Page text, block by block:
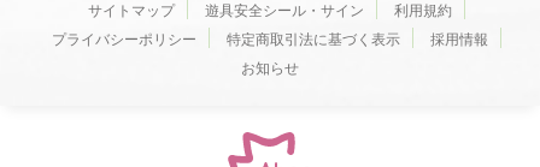
サイトマップ 遊具安全シール・サイン
利用規約
プライバシーポリシー
特定商取引法に基づく表示
採用情報
お知らせ